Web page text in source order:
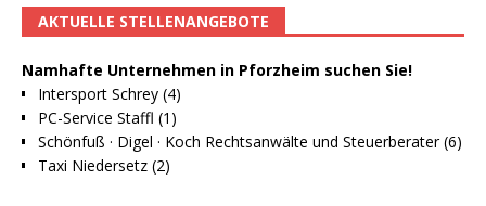
AKTUELLE STELLENANGEBOTE
Namhafte Unternehmen in Pforzheim suchen Sie!
Intersport Schrey (4)
PC-Service Staffl (1)
Schönfuß · Digel · Koch Rechtsanwälte und Steuerberater (6)
Taxi Niedersetz (2)